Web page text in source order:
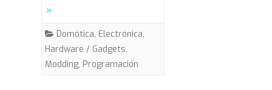
»
Domótica, Electrónica,
Hardware / Gadgets,
Modding, Programación